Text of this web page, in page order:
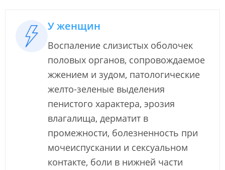
У женщин
Воспаление слизистых оболочек
половых органов, сопровождаемое
жжением и зудом, патологические
желто-зеленые выделения
пенистого характера, эрозия
влагалища, дерматит в
промежности, болезненность при
мочеиспускании и сексуальном
контакте, боли в нижней части